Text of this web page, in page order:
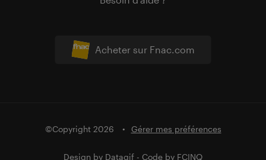
Acheter sur Fnac.com
©Copyright 2026 Gérer mes préférences
Design by Datagif - Code by FCINQ